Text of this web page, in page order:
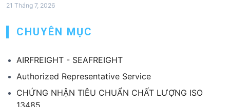
21 Tháng 7, 2026
CHUYÊN MỤC
AIRFREIGHT - SEAFREIGHT
Authorized Representative Service
CHỨNG NHẬN TIÊU CHUẨN CHẤT LƯỢNG ISO
13485